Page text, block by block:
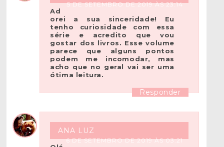
5 DE SETEMBRO DE 2019 ÀS 23:14
Ad
orei a sua sinceridade! Eu
tenho curiosidade com essa
série e acredito que vou
gostar dos livros. Esse volume
parece que alguns pontos
podem me incomodar, mas
acho que no geral vai ser uma
ótima leitura.
Responder
ANA LUZ
6 DE SETEMBRO DE 2019 ÀS 03:21